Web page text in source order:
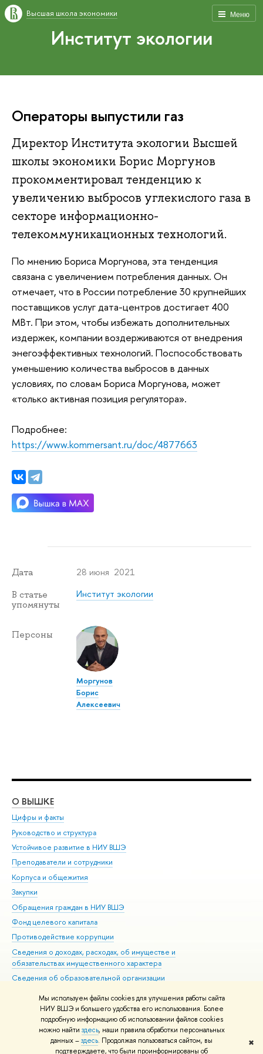
Мы используем файлы cookies для улучшения работы сайта
НИУ ВШЭ и большего удобства его использования. Более
подробную информацию об использовании файлов cookies
можно найти здесь, наши правила обработки персональных
данных –здесь. Продолжая пользоваться сайтом, вы
подтверждаете, что были проинформированы об
✖
Меню
Высшая школа экономики
Институт экологии
Операторы выпустили газ
Директор Института экологии Высшей
школы экономики Борис Моргунов
прокомментировал тенденцию к
увеличению выбросов углекислого газа в
секторе информационно-
телекоммуникационных технологий.
По мнению Бориса Моргунова, эта тенденция
связана с увеличением потребления данных. Он
отмечает, что в России потребление 30 крупнейших
поставщиков услуг дата-центров достигает 400
МВт. При этом, чтобы избежать дополнительных
издержек, компании воздерживаются от внедрения
энегоэффективных технологий. Поспособствовать
уменьшению количества выбросов в данных
условиях, по словам Бориса Моргунова, может
«только активная позиция регулятора».
Подробнее:
https://www.kommersant.ru/doc/4877663
Дата 28 июня 2021
В статье
упомянуты
Институт экологии
Персоны
Моргунов
Борис
Алексеевич
О ВЫШКЕ
Цифры и факты
Руководство и структура
Устойчивое развитие в НИУ ВШЭ
Преподаватели и сотрудники
Корпуса и общежития
Закупки
Обращения граждан в НИУ ВШЭ
Фонд целевого капитала
Противодействие коррупции
Сведения о доходах, расходах, об имуществе и
обязательствах имущественного характера
Сведения об образовательной организации
Людям с ограниченными возможностями здоровья
Единая платежная страница
Работа в Вышке